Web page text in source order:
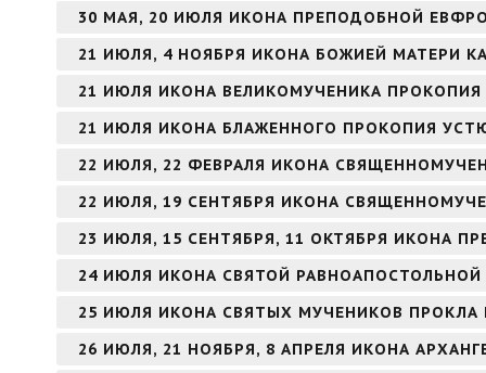
30 МАЯ, 20 ИЮЛЯ ИКОНА ПРЕПОДОБНОЙ
21 ИЮЛЯ, 4 НОЯБРЯ ИКОНА БОЖИЕЙ МАТЕРИ
21 ИЮЛЯ ИКОНА ВЕЛИКОМУЧЕНИКА ПРОКОПИЯ
21 ИЮЛЯ ИКОНА БЛАЖЕННОГО ПРОКОПИЯ
22 ИЮЛЯ, 22 ФЕВРАЛЯ ИКОНА
22 ИЮЛЯ, 19 СЕНТЯБРЯ ИКОНА
23 ИЮЛЯ, 15 СЕНТЯБРЯ, 11 ОКТЯБРЯ ИКОНА
24 ИЮЛЯ ИКОНА СВЯТОЙ
25 ИЮЛЯ ИКОНА СВЯТЫХ МУЧЕНИКОВ ПРОКЛА
26 ИЮЛЯ, 21 НОЯБРЯ, 8 АПРЕЛЯ ИКОНА